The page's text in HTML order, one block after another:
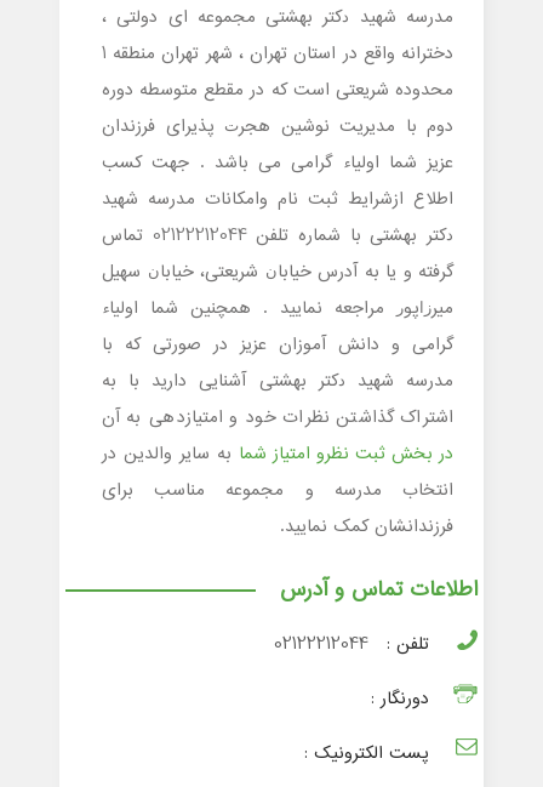
مدرسه ﺷﻬﻴﺪ ﺩﻛﺘﺮ ﺑﻬﺸﺘﻰ مجموعه ای دولتی ،
دخترانه واقع در استان تهران ، شهر تهران منطقه 1
محدوده شریعتی است که در مقطع متوسطه دوره
دوم با مدیریت ﻧﻮﺷﻴﻦ ﻫﺠﺮﺕ پذیرای فرزندان
عزیز شما اولیاء گرامی می باشد . جهت کسب
اطلاع ازشرایط ثبت نام وامکانات مدرسه ﺷﻬﻴﺪ
ﺩﻛﺘﺮ ﺑﻬﺸﺘﻰ با شماره تلفن 02122212044 تماس
گرفته و یا به آدرس ﺧﻴﺎﺑﺎﻥ ﺷﺮﻳﻌﺘﻰ، ﺧﻴﺎﺑﺎﻥ ﺳﻬﻴﻞ
ﻣﻴﺮﺯﺍﭘﻮﺭ مراجعه نمایید . همچنین شما اولیاء
گرامی و دانش آموزان عزیز در صورتی که با
مدرسه ﺷﻬﻴﺪ ﺩﻛﺘﺮ ﺑﻬﺸﺘﻰ آشنایی دارید با به
اشتراک گذاشتن نظرات خود و امتیازدهی به آن
در بخش ثبت نظرو امتیاز شما به سایر والدین در
انتخاب مدرسه و مجموعه مناسب برای
فرزندانشان کمک نمایید.
اطلاعات تماس و آدرس
تلفن :
02122212044
دورنگار :
پست الکترونیک :